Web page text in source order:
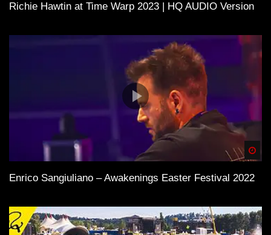
Richie Hawtin at Time Warp 2023 | HQ AUDIO Version
Enrico Sangiuliano – Awakenings Easter Festival 2022